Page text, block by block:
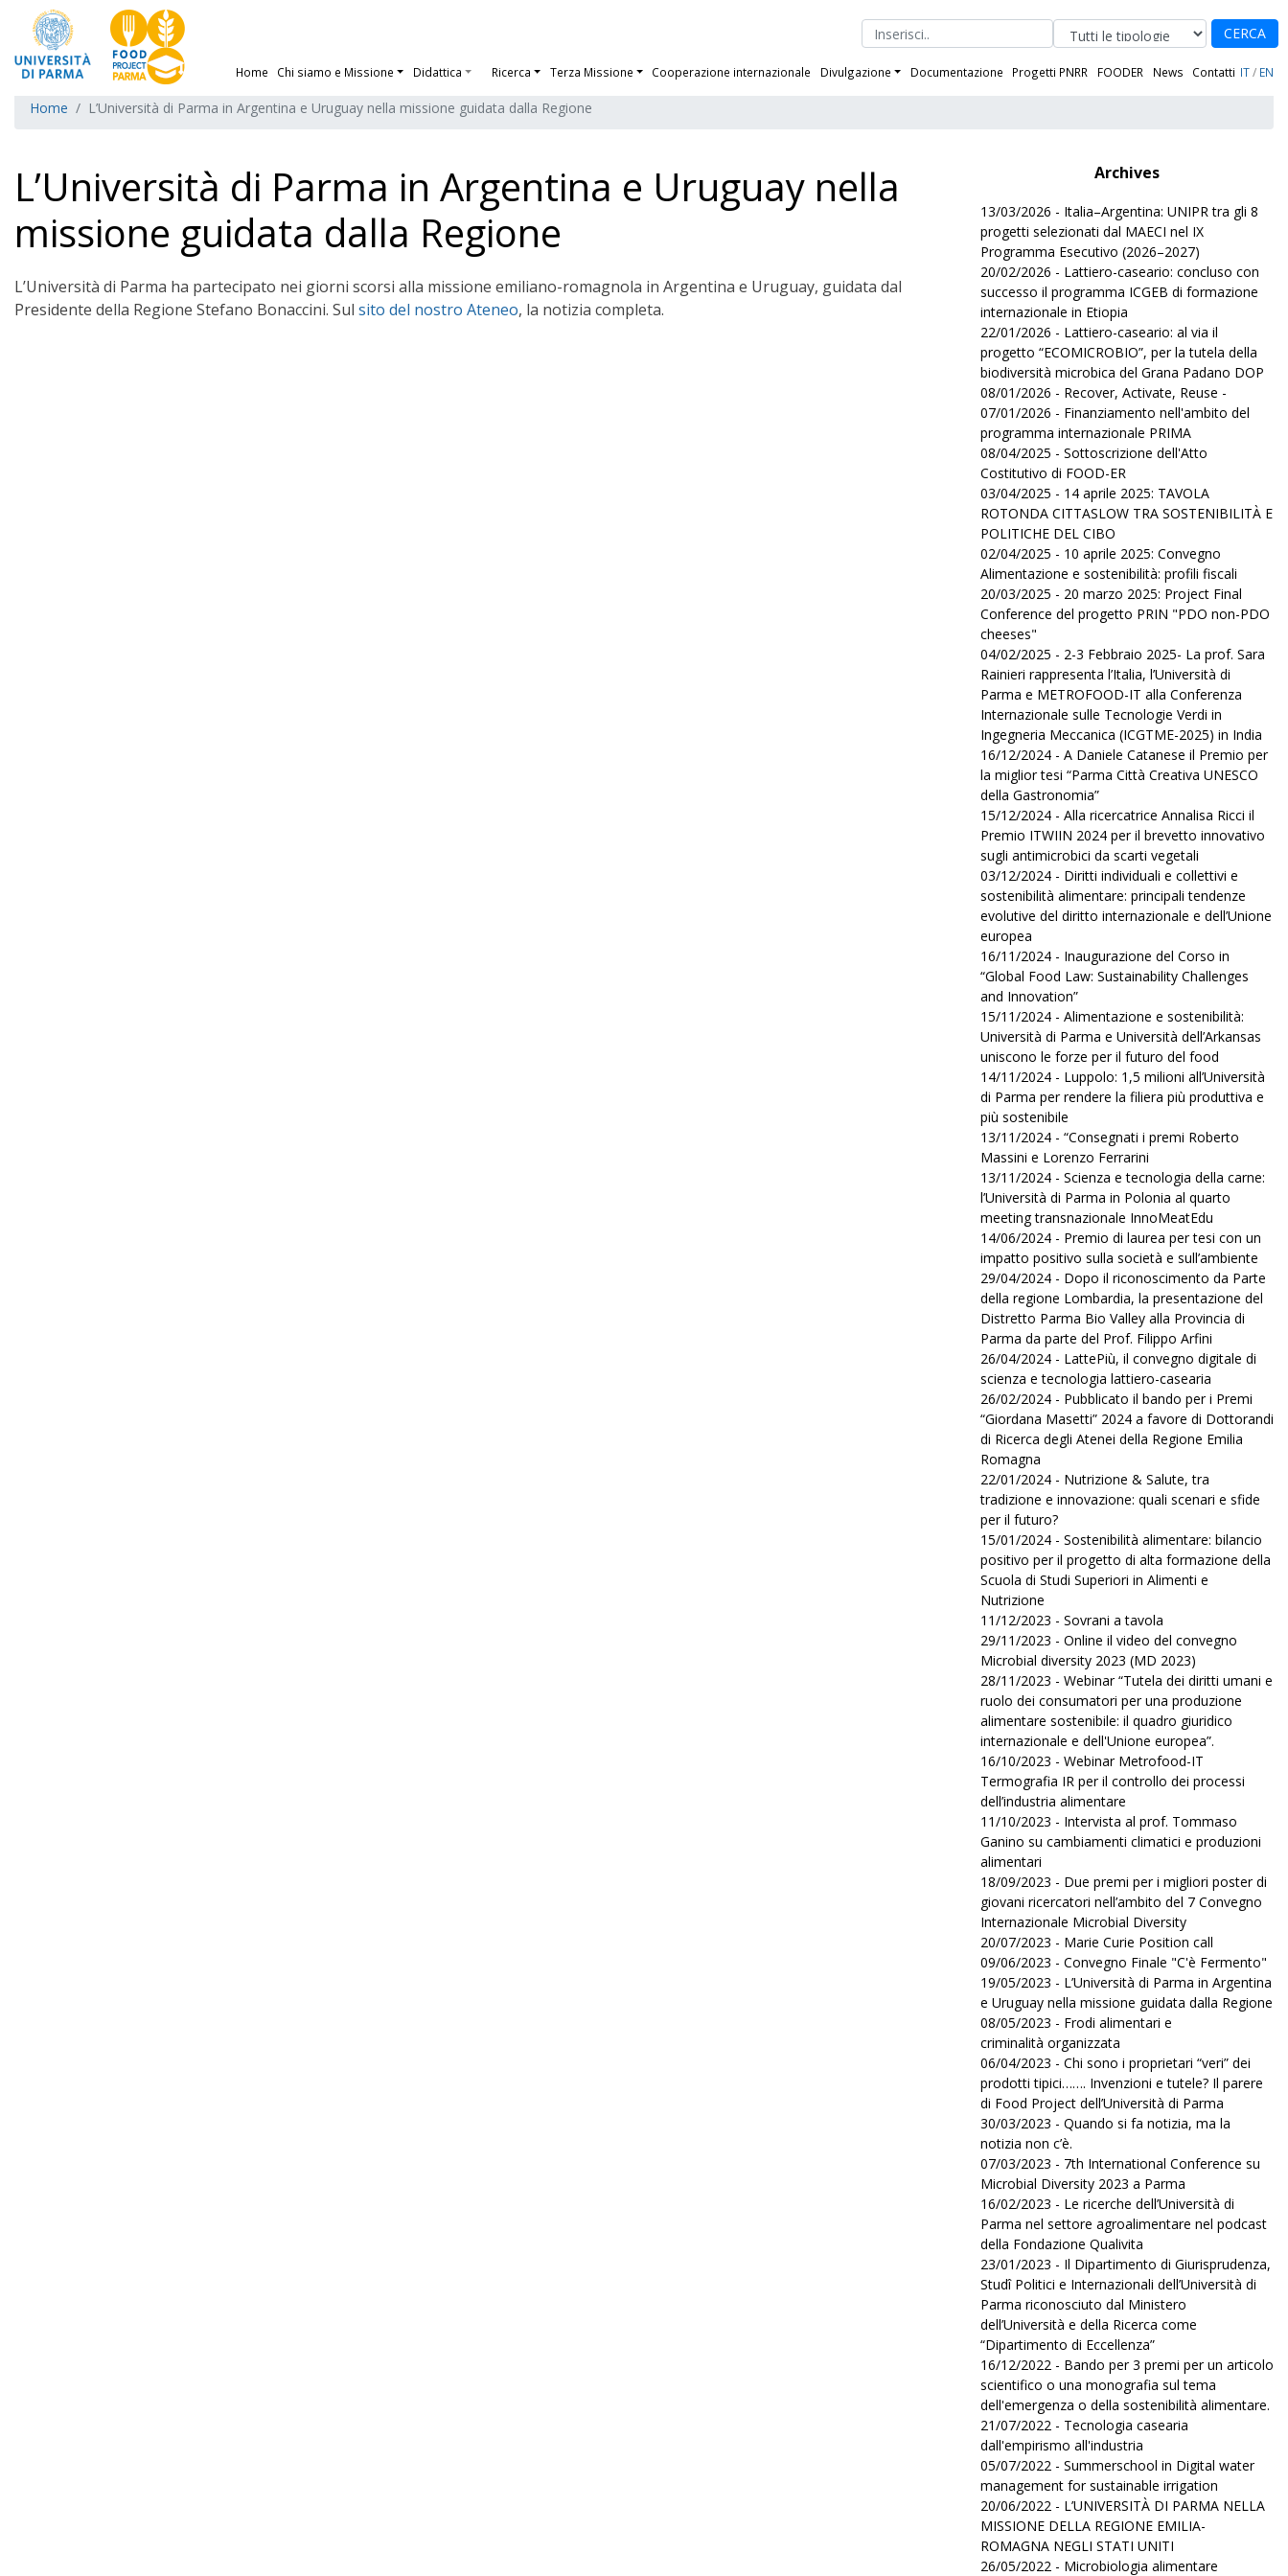
Home Chi siamo e Missione Didattica Ricerca Terza Missione Cooperazione internazionale Divulgazione Documentazione Progetti PNRR FOODER News Contatti IT/ EN
CERCA
Home L’Università di Parma in Argentina e Uruguay nella missione guidata dalla Regione
L’Università di Parma in Argentina e Uruguay nella
missione guidata dalla Regione
L’Università di Parma ha partecipato nei giorni scorsi alla missione emiliano-romagnola in Argentina e Uruguay, guidata dal
Presidente della Regione Stefano Bonaccini. Sul sito del nostro Ateneo, la notizia completa.
Archives
13/03/2026 - Italia–Argentina: UNIPR tra gli 8
progetti selezionati dal MAECI nel IX
Programma Esecutivo (2026–2027)
20/02/2026 - Lattiero-caseario: concluso con
successo il programma ICGEB di formazione
internazionale in Etiopia
22/01/2026 - Lattiero-caseario: al via il
progetto “ECOMICROBIO”, per la tutela della
biodiversità microbica del Grana Padano DOP
08/01/2026 - Recover, Activate, Reuse -
07/01/2026 - Finanziamento nell'ambito del
programma internazionale PRIMA
08/04/2025 - Sottoscrizione dell'Atto
Costitutivo di FOOD-ER
03/04/2025 - 14 aprile 2025: TAVOLA
ROTONDA CITTASLOW TRA SOSTENIBILITÀ E
POLITICHE DEL CIBO
02/04/2025 - 10 aprile 2025: Convegno
Alimentazione e sostenibilità: profili fiscali
20/03/2025 - 20 marzo 2025: Project Final
Conference del progetto PRIN "PDO non-PDO
cheeses"
04/02/2025 - 2-3 Febbraio 2025- La prof. Sara
Rainieri rappresenta l’Italia, l’Università di
Parma e METROFOOD-IT alla Conferenza
Internazionale sulle Tecnologie Verdi in
Ingegneria Meccanica (ICGTME-2025) in India
16/12/2024 - A Daniele Catanese il Premio per
la miglior tesi “Parma Città Creativa UNESCO
della Gastronomia”
15/12/2024 - Alla ricercatrice Annalisa Ricci il
Premio ITWIIN 2024 per il brevetto innovativo
sugli antimicrobici da scarti vegetali
03/12/2024 - Diritti individuali e collettivi e
sostenibilità alimentare: principali tendenze
evolutive del diritto internazionale e dell’Unione
europea
16/11/2024 - Inaugurazione del Corso in
“Global Food Law: Sustainability Challenges
and Innovation”
15/11/2024 - Alimentazione e sostenibilità:
Università di Parma e Università dell’Arkansas
uniscono le forze per il futuro del food
14/11/2024 - Luppolo: 1,5 milioni all’Università
di Parma per rendere la filiera più produttiva e
più sostenibile
13/11/2024 - “Consegnati i premi Roberto
Massini e Lorenzo Ferrarini
13/11/2024 - Scienza e tecnologia della carne:
l’Università di Parma in Polonia al quarto
meeting transnazionale InnoMeatEdu
14/06/2024 - Premio di laurea per tesi con un
impatto positivo sulla società e sull’ambiente
29/04/2024 - Dopo il riconoscimento da Parte
della regione Lombardia, la presentazione del
Distretto Parma Bio Valley alla Provincia di
Parma da parte del Prof. Filippo Arfini
26/04/2024 - LattePiù, il convegno digitale di
scienza e tecnologia lattiero-casearia
26/02/2024 - Pubblicato il bando per i Premi
“Giordana Masetti” 2024 a favore di Dottorandi
di Ricerca degli Atenei della Regione Emilia
Romagna
22/01/2024 - Nutrizione & Salute, tra
tradizione e innovazione: quali scenari e sfide
per il futuro?
15/01/2024 - Sostenibilità alimentare: bilancio
positivo per il progetto di alta formazione della
Scuola di Studi Superiori in Alimenti e
Nutrizione
11/12/2023 - Sovrani a tavola
29/11/2023 - Online il video del convegno
Microbial diversity 2023 (MD 2023)
28/11/2023 - Webinar “Tutela dei diritti umani e
ruolo dei consumatori per una produzione
alimentare sostenibile: il quadro giuridico
internazionale e dell'Unione europea”.
16/10/2023 - Webinar Metrofood-IT
Termografia IR per il controllo dei processi
dell’industria alimentare
11/10/2023 - Intervista al prof. Tommaso
Ganino su cambiamenti climatici e produzioni
alimentari
18/09/2023 - Due premi per i migliori poster di
giovani ricercatori nell’ambito del 7 Convegno
Internazionale Microbial Diversity
20/07/2023 - Marie Curie Position call
09/06/2023 - Convegno Finale "C'è Fermento"
19/05/2023 - L’Università di Parma in Argentina
e Uruguay nella missione guidata dalla Regione
08/05/2023 - Frodi alimentari e
criminalità organizzata
06/04/2023 - Chi sono i proprietari “veri” dei
prodotti tipici……. Invenzioni e tutele? Il parere
di Food Project dell’Università di Parma
30/03/2023 - Quando si fa notizia, ma la
notizia non c’è.
07/03/2023 - 7th International Conference su
Microbial Diversity 2023 a Parma
16/02/2023 - Le ricerche dell’Università di
Parma nel settore agroalimentare nel podcast
della Fondazione Qualivita
23/01/2023 - Il Dipartimento di Giurisprudenza,
Studî Politici e Internazionali dell’Università di
Parma riconosciuto dal Ministero
dell’Università e della Ricerca come
“Dipartimento di Eccellenza”
16/12/2022 - Bando per 3 premi per un articolo
scientifico o una monografia sul tema
dell'emergenza o della sostenibilità alimentare.
21/07/2022 - Tecnologia casearia
dall'empirismo all'industria
05/07/2022 - Summerschool in Digital water
management for sustainable irrigation
20/06/2022 - L’UNIVERSITÀ DI PARMA NELLA
MISSIONE DELLA REGIONE EMILIA-
ROMAGNA NEGLI STATI UNITI
26/05/2022 - Microbiologia alimentare